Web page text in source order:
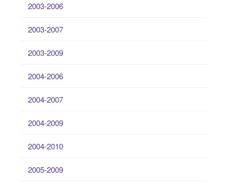
2003-2006
2003-2007
2003-2009
2004-2006
2004-2007
2004-2009
2004-2010
2005-2009